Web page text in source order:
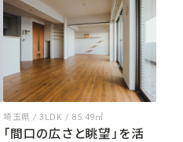
埼玉県 / 3LDK / 85.49㎡
「間口の広さと眺望」を活